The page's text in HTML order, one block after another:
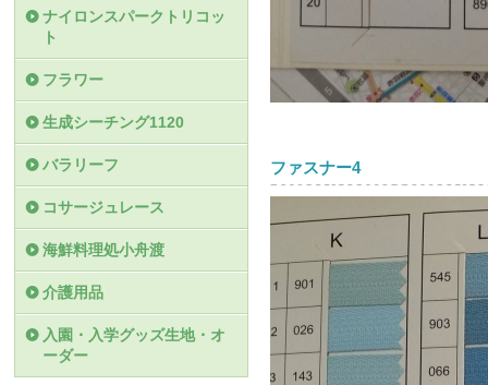
ファスナー4
ナイロンスパークトリコッ
ト
フラワー
生成シーチング1120
バラリーフ
コサージュレース
海鮮料理処小舟渡
介護用品
入園・入学グッズ生地・オ
ーダー